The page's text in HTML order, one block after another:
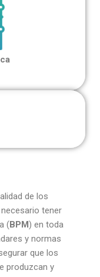
de los
tener
(BPM) en toda
y normas
que los
produzcan y